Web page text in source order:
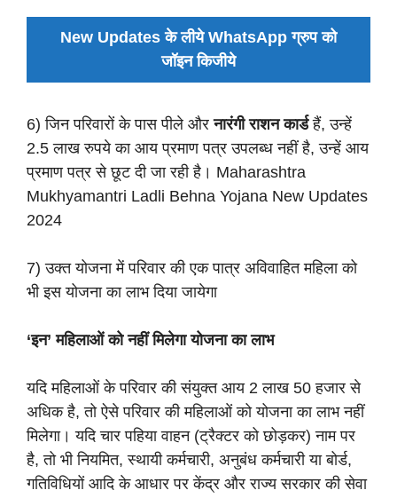
New Updates के लीये WhatsApp ग्रुप को
जॉइन किजीये
6) जिन परिवारों के पास पीले औरनारंगी राशन कार्डहैं, उन्हें
2.5 लाख रुपये का आय प्रमाण पत्र उपलब्ध नहीं है, उन्हें आय
प्रमाण पत्र से छूट दी जा रही है। Maharashtra
Mukhyamantri Ladli Behna Yojana New Updates
2024
7) उक्त योजना में परिवार की एक पात्र अविवाहित महिला को
भी इस योजना का लाभ दिया जायेगा
‘इन’ महिलाओं को नहीं मिलेगा योजना का लाभ
यदि महिलाओं के परिवार की संयुक्त आय 2 लाख 50 हजार से
अधिक है, तो ऐसे परिवार की महिलाओं को योजना का लाभ नहीं
मिलेगा। यदि चार पहिया वाहन (ट्रैक्टर को छोड़कर) नाम पर
है, तो भी नियमित, स्थायी कर्मचारी, अनुबंध कर्मचारी या बोर्ड,
गतिविधियों आदि के आधार पर केंद्र और राज्य सरकार की सेवा